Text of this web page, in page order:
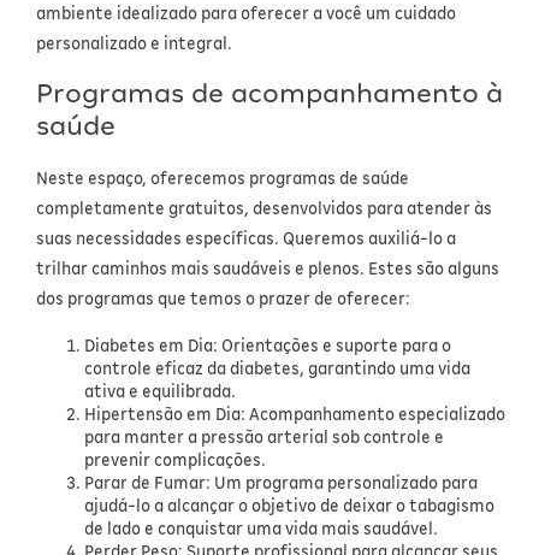
ambiente idealizado para oferecer a você um cuidado
personalizado e integral.
Programas de acompanhamento à
saúde
Neste espaço, oferecemos programas de saúde
completamente gratuitos, desenvolvidos para atender às
suas necessidades específicas. Queremos auxiliá-lo a
trilhar caminhos mais saudáveis e plenos. Estes são alguns
dos programas que temos o prazer de oferecer:
Diabetes em Dia: Orientações e suporte para o
controle eficaz da diabetes, garantindo uma vida
ativa e equilibrada.
Hipertensão em Dia: Acompanhamento especializado
para manter a pressão arterial sob controle e
prevenir complicações.
Parar de Fumar: Um programa personalizado para
ajudá-lo a alcançar o objetivo de deixar o tabagismo
de lado e conquistar uma vida mais saudável.
Perder Peso: Suporte profissional para alcançar seus
Saúde Feminina
Cardiovasculares
Hipertensão
Oftalmológicos
Psicoativos e Hormonais
Medicamentos especiais
Pele e mucosas
Tratamento Acne
Cuidados com a Pele
Protetor Solar
Facial
Bronzeadores
Limpeza de pele
Cabelos
Alimentação
Banho e Higiene
Bebidas
Petshop
Alimentos
Havaianas
Papelaria
Camisas Uv
Utilidades domésticos
Aparelhos e testes
Nutrição esportiva
Vitaminas
Primeiros socorros
Suplementos
Ortopédicos
Ver todos
Motorola
Multilaser
Positivo
Higiene Pessoal
Ver todos
Lenços
Cuidados intímos
Desodorantes
Cuidados geriátricos
Higiene bucal